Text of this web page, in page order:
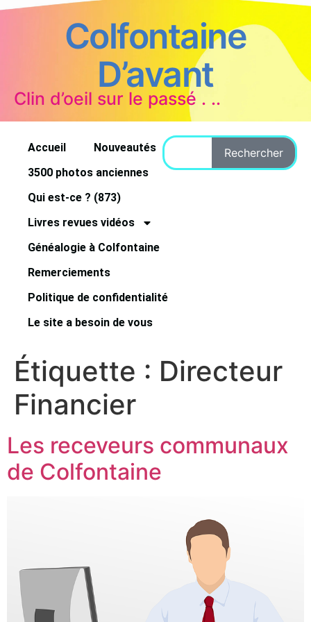
Colfontaine
D’avant
Clin d’oeil sur le passé . ..
Accueil
Nouveautés
3500 photos anciennes
Qui est-ce ? (873)
Livres revues vidéos
Généalogie à Colfontaine
Remerciements
Politique de confidentialité
Le site a besoin de vous
Rechercher
Étiquette : Directeur
Financier
Les receveurs communaux
de Colfontaine